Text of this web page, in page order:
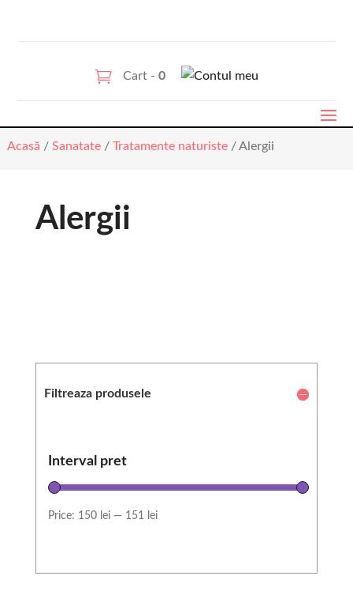
Cart - 0
Acasă / Sanatate/ Tratamente naturiste/ Alergii
Alergii
Filtreaza produsele
Interval pret
Price: 150 lei— 151 lei